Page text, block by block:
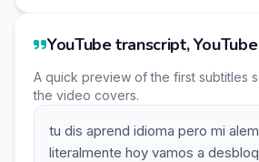
YouTube transcript,
A quick preview of the first subtitles
the video covers.
tu dis aprend idioma pero mi
literalmente hoy vamos a